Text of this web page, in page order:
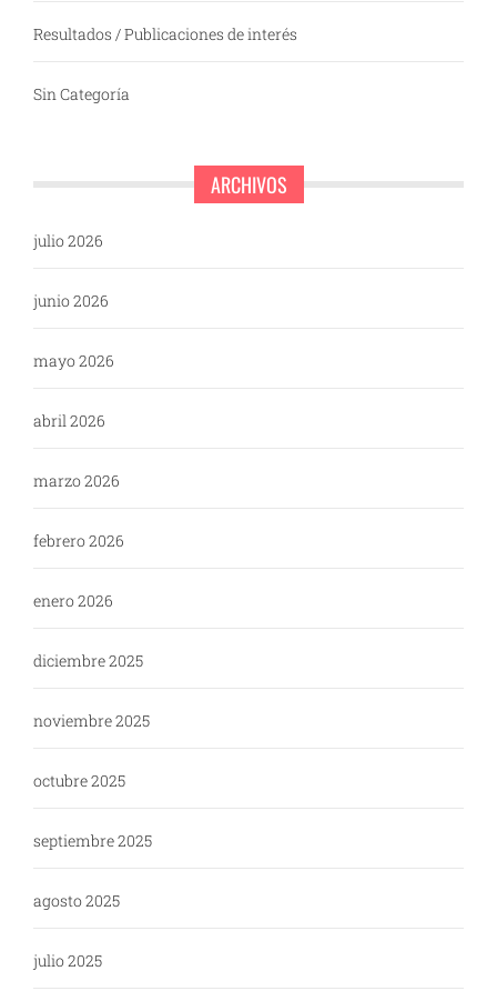
Resultados / Publicaciones de interés
Sin Categoría
ARCHIVOS
julio 2026
junio 2026
mayo 2026
abril 2026
marzo 2026
febrero 2026
enero 2026
diciembre 2025
noviembre 2025
octubre 2025
septiembre 2025
agosto 2025
julio 2025